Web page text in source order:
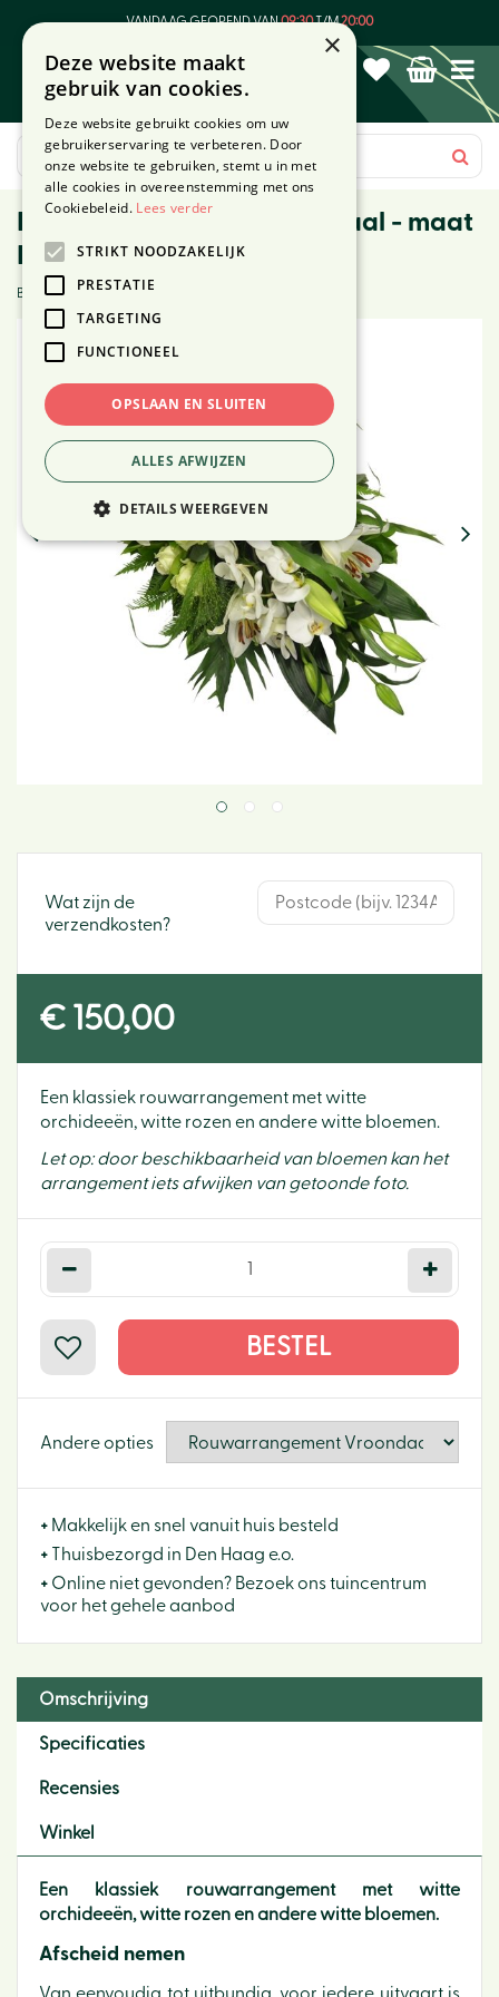
VANDAAG GEOPEND VAN09:30T/M20:00
Rouwarrangement Vroondaal - maat
M (70cm)
Beoordeling (1):
Wat zijn de
verzendkosten?
€ 150,00
Een klassiek rouwarrangement met witte
orchideeën, witte rozen en andere witte bloemen.
Let op: door beschikbaarheid van bloemen kan het
arrangement iets afwijken van getoonde foto.
Andere opties
+ Makkelijk en snel vanuit huis besteld
+ Thuisbezorgd in Den Haag e.o.
+ Online niet gevonden? Bezoek ons tuincentrum
voor het gehele aanbod
Omschrijving
Specificaties
Recensies
Winkel
Een klassiek rouwarrangement met witte
orchideeën, witte rozen en andere witte bloemen.
Afscheid nemen
×
Deze website maakt
gebruik van cookies.
Deze website gebruikt cookies om uw
gebruikerservaring te verbeteren. Door
onze website te gebruiken, stemt u in met
alle cookies in overeenstemming met ons
Cookiebeleid. Lees verder
STRIKT NOODZAKELIJK
PRESTATIE
TARGETING
FUNCTIONEEL
OPSLAAN EN SLUITEN
ALLES AFWIJZEN
DETAILS WEERGEVEN